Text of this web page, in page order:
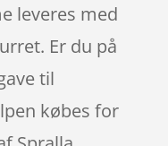
leveres med
Er du på
til
købes for